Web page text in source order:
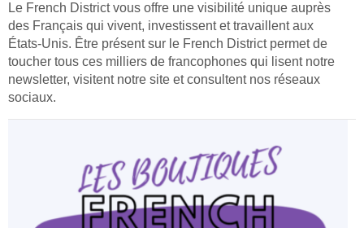
Le French District vous offre une visibilité unique auprès
des Français qui vivent, investissent et travaillent aux
États-Unis. Être présent sur le French District permet de
toucher tous ces milliers de francophones qui lisent notre
newsletter, visitent notre site et consultent nos réseaux
sociaux.